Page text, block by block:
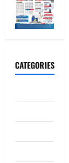
CATEGORIES